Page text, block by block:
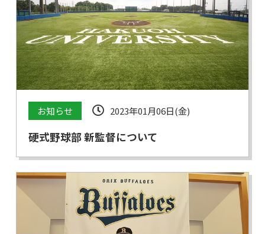
お知らせ 2023年01月06日(金)
硬式野球部 新監督について